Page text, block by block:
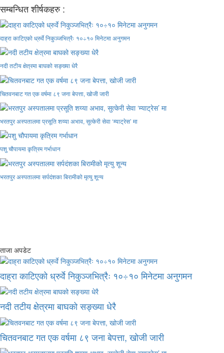
सम्बन्धित शीर्षकहरु :
दाह्रा काटिएको ध्रुर्वे निकुञ्जभित्रैः १०÷१० मिनेटमा अनुगमन
नदी तटीय क्षेत्रमा बाघको सङ्ख्या धेरै
चितवनबाट गत एक वर्षमा ८९ जना बेपत्ता, खोजी जारी
भरतपुर अस्पतालमा प्रसूति शय्या अभाव, सुत्केरी सेवा ‘म्याट्रेस’ मा
पशु चौपायमा कृत्रिम गर्भाधान
भरतपुर अस्पतालमा सर्पदंशका बिरामीको मृत्यु शून्य
ताजा अपडेट
दाह्रा काटिएको ध्रुर्वे निकुञ्जभित्रैः १०÷१० मिनेटमा अनुगमन
नदी तटीय क्षेत्रमा बाघको सङ्ख्या धेरै
चितवनबाट गत एक वर्षमा ८९ जना बेपत्ता, खोजी जारी